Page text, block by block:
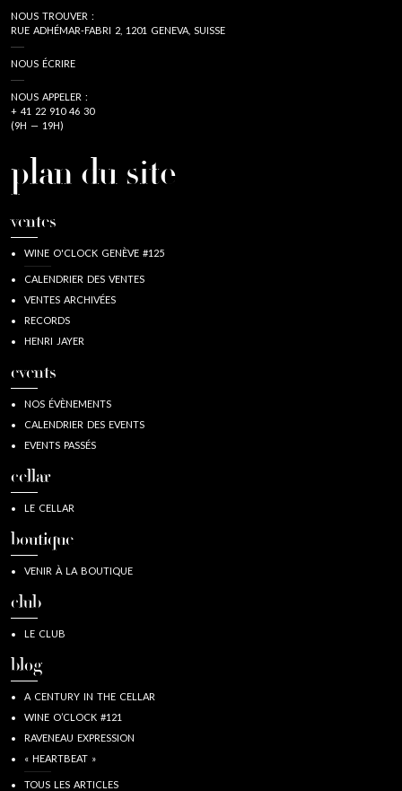
NOUS TROUVER :
RUE ADHÉMAR-FABRI 2, 1201 GENEVA, SUISSE
NOUS ÉCRIRE
NOUS APPELER :
+ 41 22 910 46 30
(9H — 19H)
plan du site
ventes
WINE O'CLOCK GENÈVE #125
CALENDRIER DES VENTES
VENTES ARCHIVÉES
RECORDS
HENRI JAYER
events
NOS ÉVÈNEMENTS
CALENDRIER DES EVENTS
EVENTS PASSÉS
cellar
LE CELLAR
boutique
VENIR À LA BOUTIQUE
club
LE CLUB
blog
A CENTURY IN THE CELLAR
WINE O’CLOCK #121
RAVENEAU EXPRESSION
« HEARTBEAT »
TOUS LES ARTICLES